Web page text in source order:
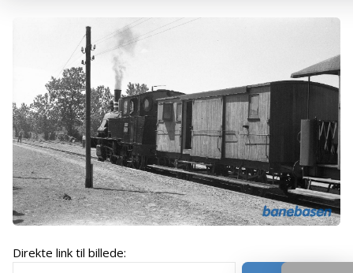
Direkte link til billede: